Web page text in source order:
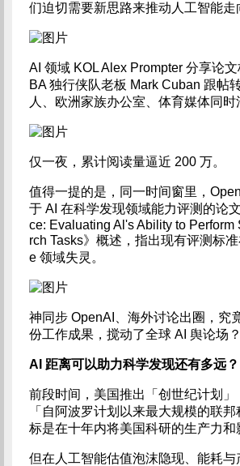
们迫切需要新思路来推动人工智能走
AI 领域 KOL Alex Prompter 分享论
BA 独行侠队老板 Mark Cuban 跟帖
人、欧洲家族办公室、体育媒体同时
仅一夜，累计阅读量逼近 200 万。
值得一提的是，同一时间窗里，
于 AI 在科学发现领域能力评测的论
ce: Evaluating Al's Ability to Perform
rch Tasks》概述，指出现有评测标
e 领域失灵。
神同步 OpenAI、海外讨论出圈，究
份工作成果，搅动了全球 AI 舆论场？
AI 距离可以助力科学发现还有多远？
前段时间，美国推出「创世纪计划」
「自阿波罗计划以来最大规模的联邦
标是在十年内将美国科研的生产力和
但在人工智能估值泡沫隐现、能耗与